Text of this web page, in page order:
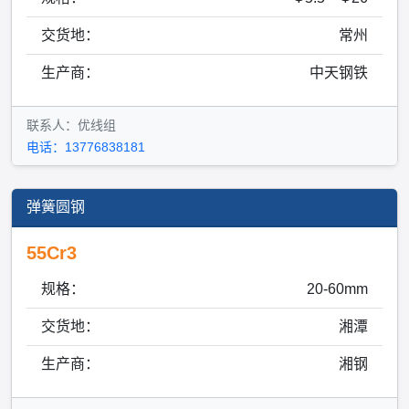
交货地： 常州
生产商： 中天钢铁
联系人：优线组
电话：13776838181
弹簧圆钢
55Cr3
规格： 20-60mm
交货地： 湘潭
生产商： 湘钢